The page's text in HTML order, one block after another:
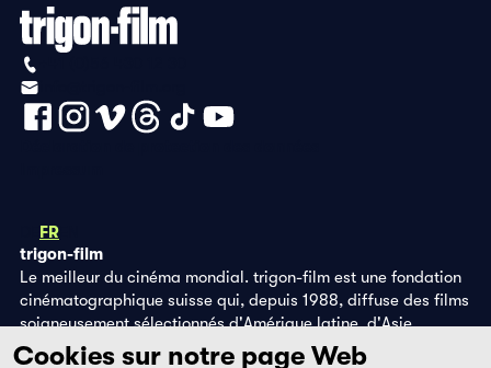
FR
trigon-film
Le meilleur du cinéma mondial. trigon-film est une fondation
cinématographique suisse qui, depuis 1988, diffuse des films
soigneusement sélectionnés d'Amérique latine, d'Asie,
d'Afrique et d'Europe de l'Est, dans les salles de cinéma,
Cookies sur notre page Web